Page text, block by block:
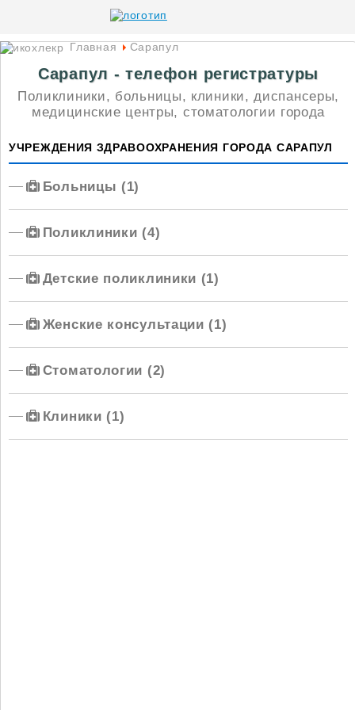
Главная Сарапул
Сарапул - телефон регистратуры
Поликлиники, больницы, клиники, диспансеры,
медицинские центры, стоматологии города
УЧРЕЖДЕНИЯ ЗДРАВООХРАНЕНИЯ ГОРОДА САРАПУЛ
Больницы (1)
Поликлиники (4)
Детские поликлиники (1)
Женские консультации (1)
Стоматологии (2)
Клиники (1)